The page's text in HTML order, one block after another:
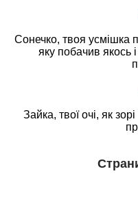
Сонечко, твоя усмішка
яку побачив якось
Зайка, твої очі, як